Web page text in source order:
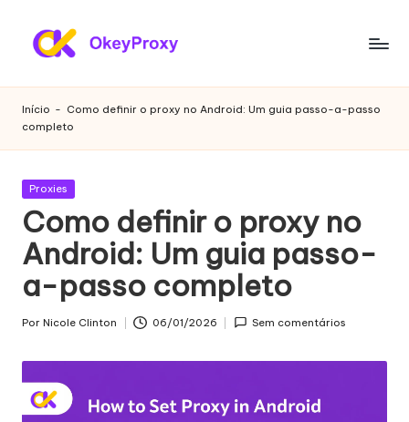
Saltar
conteúdo
P
r
o
xi
e
s
r
e
si
d
e
proxies
sobre
a
avaliação
gratuita
de
proxies
tutoriais
de
proxy,
Início - Como definir o proxy no Android: Um guia passo-a-passo
completo
Publicado
Proxies
Como definir o proxy no
Android: Um guia passo-
a-passo completo
Por Nicole Clinton 06/01/2026 Sem comentários